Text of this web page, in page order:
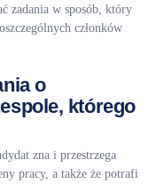
zadania w sposób, który
członków
o
którego
zna i przestrzega
pracy, a także że potrafi